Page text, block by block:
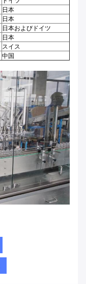
日本
日本
日本およびドイツ
日本
スイス
中国